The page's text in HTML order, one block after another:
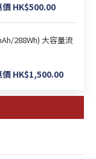
價 HK$500.00
288Wh) 大容量流
價 HK$1,500.00